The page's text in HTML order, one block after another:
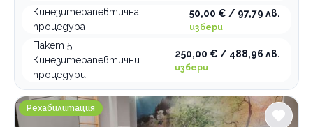
Кинезитерапевтична
процедура
50,00 € / 97,79 лв.
избери
Пакет 5
Кинезитерапевтични
процедури
250,00 € / 488,96 лв.
избери
Кинезитерапия, рехабилитация и масажи Arholl Arena
Рехабилитация